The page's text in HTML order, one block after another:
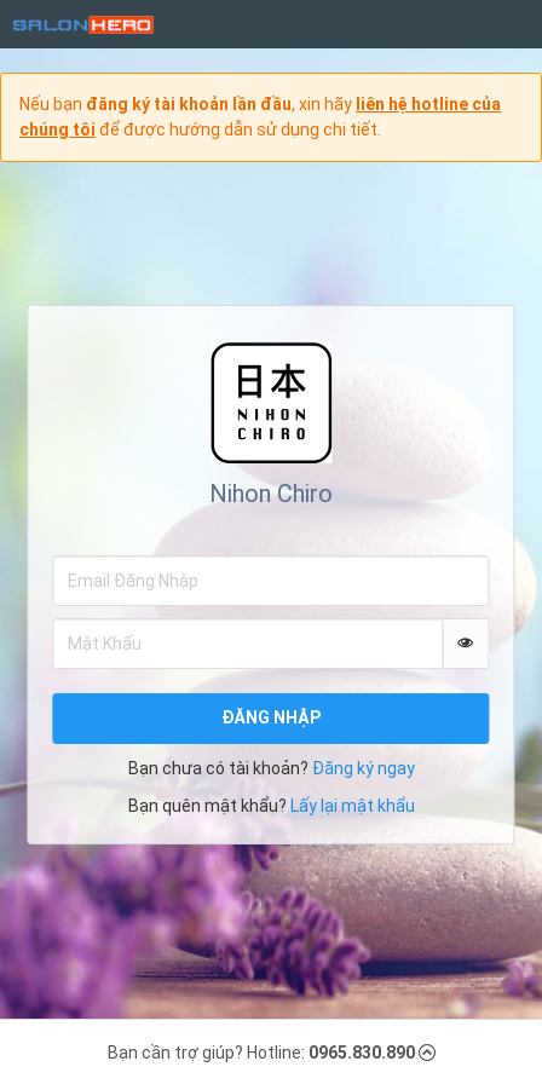
Nếu bạn đăng ký tài khoản lần đầu, xin hãy liên hệ hotline của
chúng tôi để được hướng dẫn sử dụng chi tiết.
Nihon Chiro
ĐĂNG NHẬP
Bạn chưa có tài khoản? Đăng ký ngay
Bạn quên mật khẩu? Lấy lại mật khẩu
Bạn cần trợ giúp? Hotline: 0965.830.890